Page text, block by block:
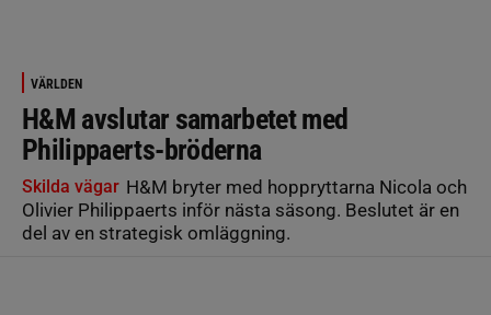
VÄRLDEN
H&M avslutar samarbetet med
Philippaerts-bröderna
Skilda vägar H&M bryter med hoppryttarna Nicola och
Olivier Philippaerts inför nästa säsong. Beslutet är en
del av en strategisk omläggning.